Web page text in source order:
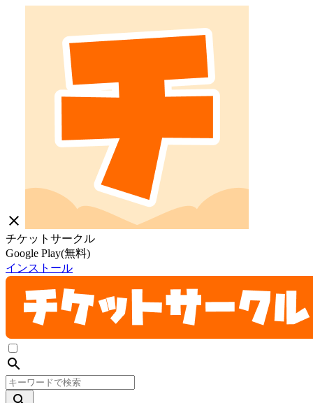
close
チケットサークル
Google Play(無料)
インストール
search